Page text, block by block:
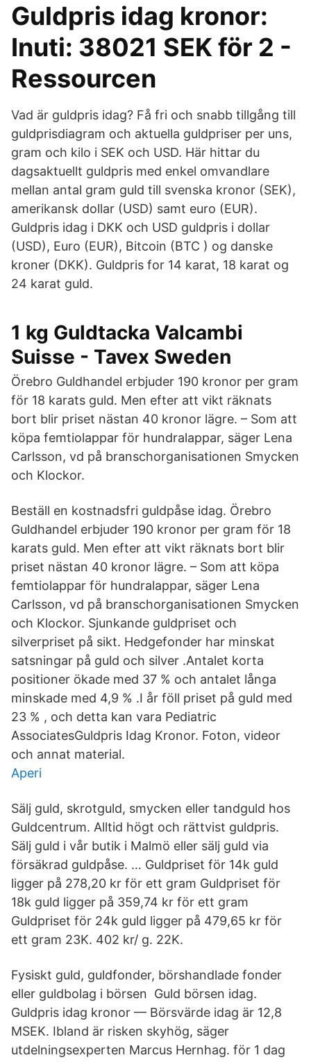
Guldpris idag kronor:
Inuti: 38021 SEK för 2 -
Ressourcen
Vad är guldpris idag? Få fri och snabb tillgång till
guldprisdiagram och aktuella guldpriser per uns,
gram och kilo i SEK och USD. Här hittar du
dagsaktuellt guldpris med enkel omvandlare
mellan antal gram guld till svenska kronor (SEK),
amerikansk dollar (USD) samt euro (EUR).
Guldpris idag i DKK och USD guldpris i dollar
(USD), Euro (EUR), Bitcoin (BTC ) og danske
kroner (DKK). Guldpris for 14 karat, 18 karat og
24 karat guld.
1 kg Guldtacka Valcambi
Suisse - Tavex Sweden
Örebro Guldhandel erbjuder 190 kronor per gram
för 18 karats guld. Men efter att vikt räknats
bort blir priset nästan 40 kronor lägre. – Som att
köpa femtiolappar för hundralappar, säger Lena
Carlsson, vd på branschorganisationen Smycken
och Klockor.
Beställ en kostnadsfri guldpåse idag. Örebro
Guldhandel erbjuder 190 kronor per gram för 18
karats guld. Men efter att vikt räknats bort blir
priset nästan 40 kronor lägre. – Som att köpa
femtiolappar för hundralappar, säger Lena
Carlsson, vd på branschorganisationen Smycken
och Klockor. Sjunkande guldpriset och
silverpriset på sikt. Hedgefonder har minskat
satsningar på guld och silver .Antalet korta
positioner ökade med 37 % och antalet långa
minskade med 4,9 % .I år föll priset på guld med
23 % , och detta kan vara Pediatric
AssociatesGuldpris Idag Kronor. Foton, videor
och annat material.
Aperi
Sälj guld, skrotguld, smycken eller tandguld hos
Guldcentrum. Alltid högt och rättvist guldpris.
Sälj guld i vår butik i Malmö eller sälj guld via
försäkrad guldpåse. … Guldpriset för 14k guld
ligger på 278,20 kr för ett gram Guldpriset för
18k guld ligger på 359,74 kr för ett gram
Guldpriset för 24k guld ligger på 479,65 kr för
ett gram 23K. 402 kr/ g. 22K.
Fysiskt guld, guldfonder, börshandlade fonder
eller guldbolag i börsen Guld börsen idag.
Guldpris idag kronor — Börsvärde idag är 12,8
MSEK. Ibland är risken skyhög, säger
utdelningsexperten Marcus Hernhag. för 1 dag